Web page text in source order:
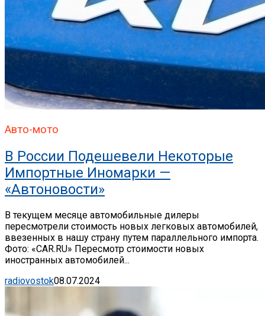
Авто-мото
В России Подешевели Некоторые
Импортные Иномарки —
«Автоновости»
В текущем месяце автомобильные дилеры
пересмотрели стоимость новых легковых автомобилей,
ввезенных в нашу страну путем параллельного импорта.
Фото: «CAR.RU» Пересмотр стоимости новых
иностранных автомобилей...
radiovostok08.07.2024